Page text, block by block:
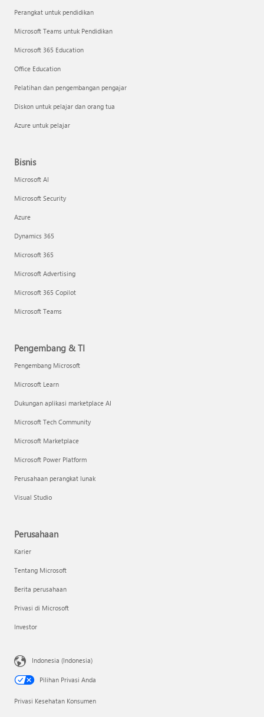
Perangkat untuk pendidikan
Microsoft Teams untuk Pendidikan
Microsoft 365 Education
Office Education
Pelatihan dan pengembangan pengajar
Diskon untuk pelajar dan orang tua
Azure untuk pelajar
Bisnis
Microsoft AI
Microsoft Security
Azure
Dynamics 365
Microsoft 365
Microsoft Advertising
Microsoft 365 Copilot
Microsoft Teams
Pengembang & TI
Pengembang Microsoft
Microsoft Learn
Dukungan aplikasi marketplace AI
Microsoft Tech Community
Microsoft Marketplace
Microsoft Power Platform
Perusahaan perangkat lunak
Visual Studio
Perusahaan
Karier
Tentang Microsoft
Berita perusahaan
Privasi di Microsoft
Investor
Indonesia (Indonesia)
Pilihan Privasi Anda
Privasi Kesehatan Konsumen